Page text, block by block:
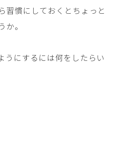
習慣にしておくとちょっと
。
うにするには何をしたらい